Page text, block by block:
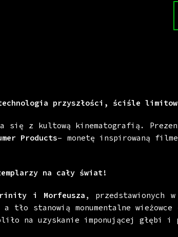
przyszłości, ściśle
się z kultową kinematografią.
Products– monetę inspirowaną
na cały świat!
i Morfeusza , przedstawionych
stanowią monumentalne wieżowce
na uzyskanie imponującej głębi